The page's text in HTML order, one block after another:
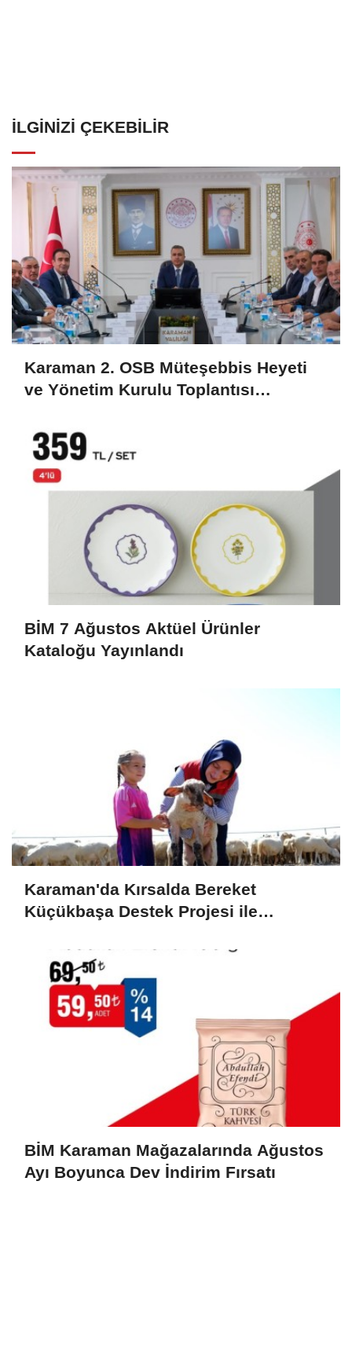
İLGINIZI ÇEKEBILIR
Karaman 2. OSB Müteşebbis Heyeti
ve Yönetim Kurulu Toplantısı
BİM 7 Ağustos Aktüel Ürünler
Kataloğu Yayınlandı
Karaman'da Kırsalda Bereket
Küçükbaşa Destek Projesi ile
BİM Karaman Mağazalarında Ağustos
Ayı Boyunca Dev İndirim Fırsatı